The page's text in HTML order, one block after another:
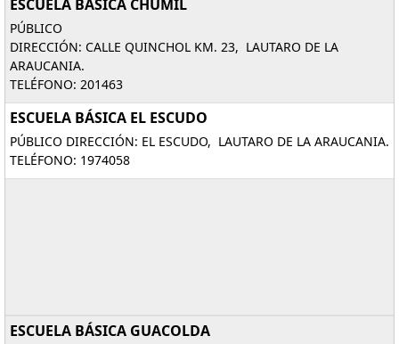
ESCUELA BÁSICA CHUMIL
PÚBLICO
DIRECCIÓN: CALLE QUINCHOL KM. 23, LAUTARO DE LA
ARAUCANIA.
TELÉFONO: 201463
ESCUELA BÁSICA EL ESCUDO
PÚBLICO DIRECCIÓN: EL ESCUDO, LAUTARO DE LA ARAUCANIA.
TELÉFONO: 1974058
ESCUELA BÁSICA GUACOLDA